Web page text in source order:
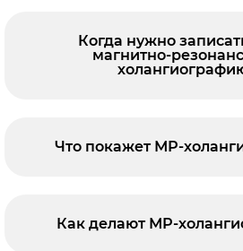
Когда нужно
магнитно-
Что покажет МР-
Как делают МР-